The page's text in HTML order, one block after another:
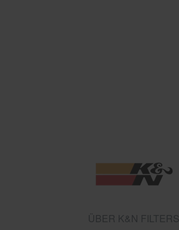
ÜBER K&N FILTERS